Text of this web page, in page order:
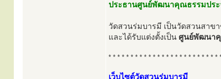
ประธานศูนย์พัฒนาคุณธรรมปร
วัดสวนร่มบารมี เป็นวัดสวนสาข
และได้รับแต่งตั้งเป็น ศูนย์พัฒนา
* * * * * * * * * * * * * * * * * * * * * * * * *
เว็บไซต์วัดสวนร่มบารมี